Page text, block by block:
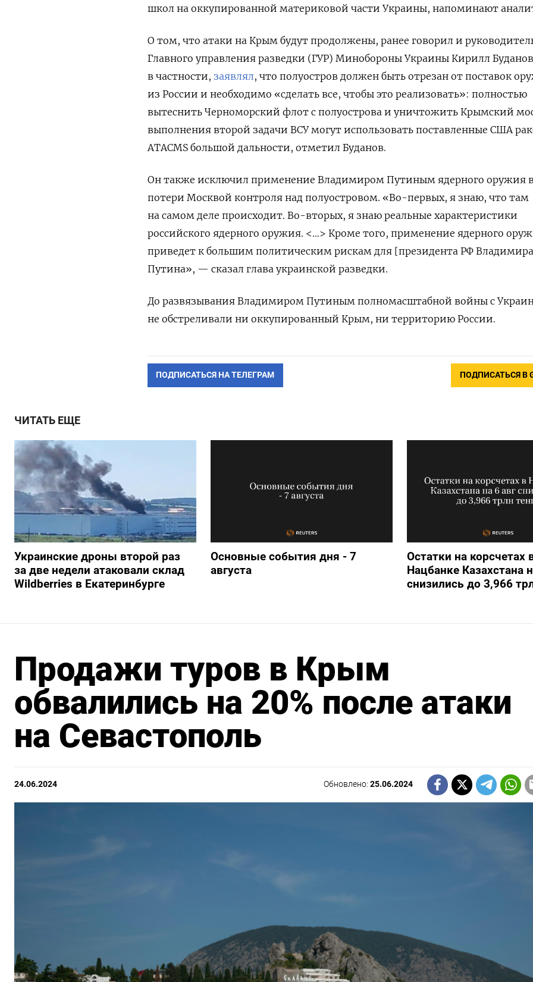
школ на оккупированной материковой части Украины, напоминают
О том, что атаки на Крым будут продолжены, ранее говорил и
Главного управления разведки (ГУР) Минобороны Украины Кирилл
в частности, заявлял, что полуостров должен быть отрезан от поставок
из России и необходимо «сделать все, чтобы это реализовать»: полностью
вытеснить Черноморский флот с полуострова и уничтожить Крымский
выполнения второй задачи ВСУ могут использовать поставленные США
ATACMS большой дальности, отметил Буданов.
Он также исключил применение Владимиром Путиным ядерного оружия в
потери Москвой контроля над полуостровом. «Во-первых, я знаю, что там
на самом деле происходит. Во-вторых, я знаю реальные характеристики
российского ядерного оружия. <…> Кроме того, применение ядерного
приведет к большим политическим рискам для [президента РФ
Путина», — сказал глава украинской разведки.
До развязывания Владимиром Путиным полномасштабной войны с
не обстреливали ни оккупированный Крым, ни территорию России.
ПОДПИСАТЬСЯ НА ТЕЛЕГРАМ ПОДПИСАТЬСЯ В
ЧИТАТЬ ЕЩЕ
Украинские дроны второй раз
за две недели атаковали склад
Wildberries в Екатеринбурге
Основные события дня - 7
августа
Остатки на корсчетах
Нацбанке Казахстана
снизились до 3,966
Продажи туров в Крым
обвалились на 20% после атаки
на Севастополь
24.06.2024 Обновлено:25.06.2024